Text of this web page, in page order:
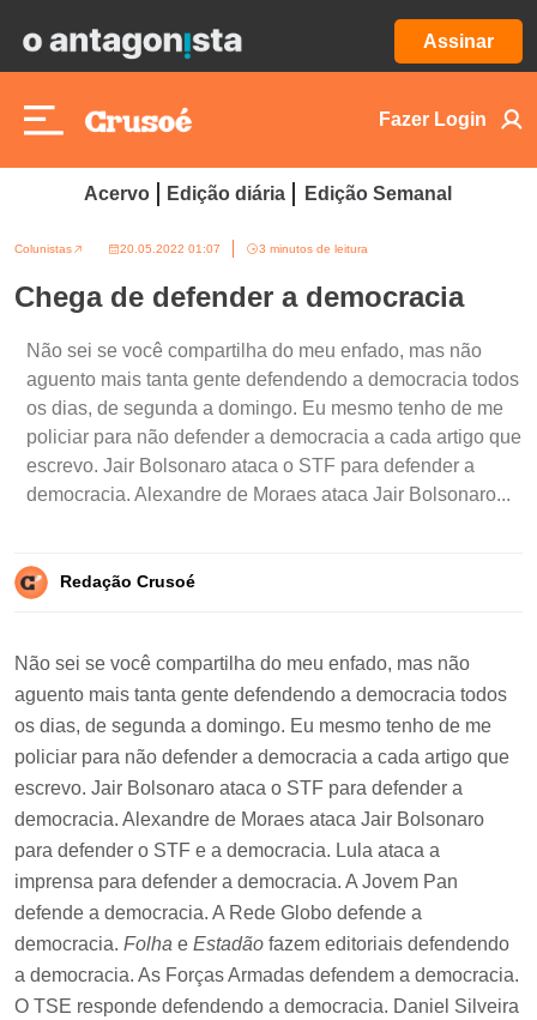
Assinar
Fazer Login
Acervo Edição diária Edição Semanal
Colunistas 20.05.2022 01:07 3 minutos de leitura
Chega de defender a democracia
Não sei se você compartilha do meu enfado, mas não
aguento mais tanta gente defendendo a democracia todos
os dias, de segunda a domingo. Eu mesmo tenho de me
policiar para não defender a democracia a cada artigo que
escrevo. Jair Bolsonaro ataca o STF para defender a
democracia. Alexandre de Moraes ataca Jair Bolsonaro...
Redação Crusoé
Não sei se você compartilha do meu enfado, mas não
aguento mais tanta gente defendendo a democracia todos
os dias, de segunda a domingo. Eu mesmo tenho de me
policiar para não defender a democracia a cada artigo que
escrevo. Jair Bolsonaro ataca o STF para defender a
democracia. Alexandre de Moraes ataca Jair Bolsonaro
para defender o STF e a democracia. Lula ataca a
imprensa para defender a democracia. A Jovem Pan
defende a democracia. A Rede Globo defende a
democracia. Folha e Estadão fazem editoriais defendendo
a democracia. As Forças Armadas defendem a democracia.
O TSE responde defendendo a democracia. Daniel Silveira